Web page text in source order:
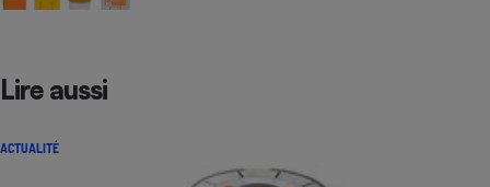
Lire aussi
ACTUALITÉ